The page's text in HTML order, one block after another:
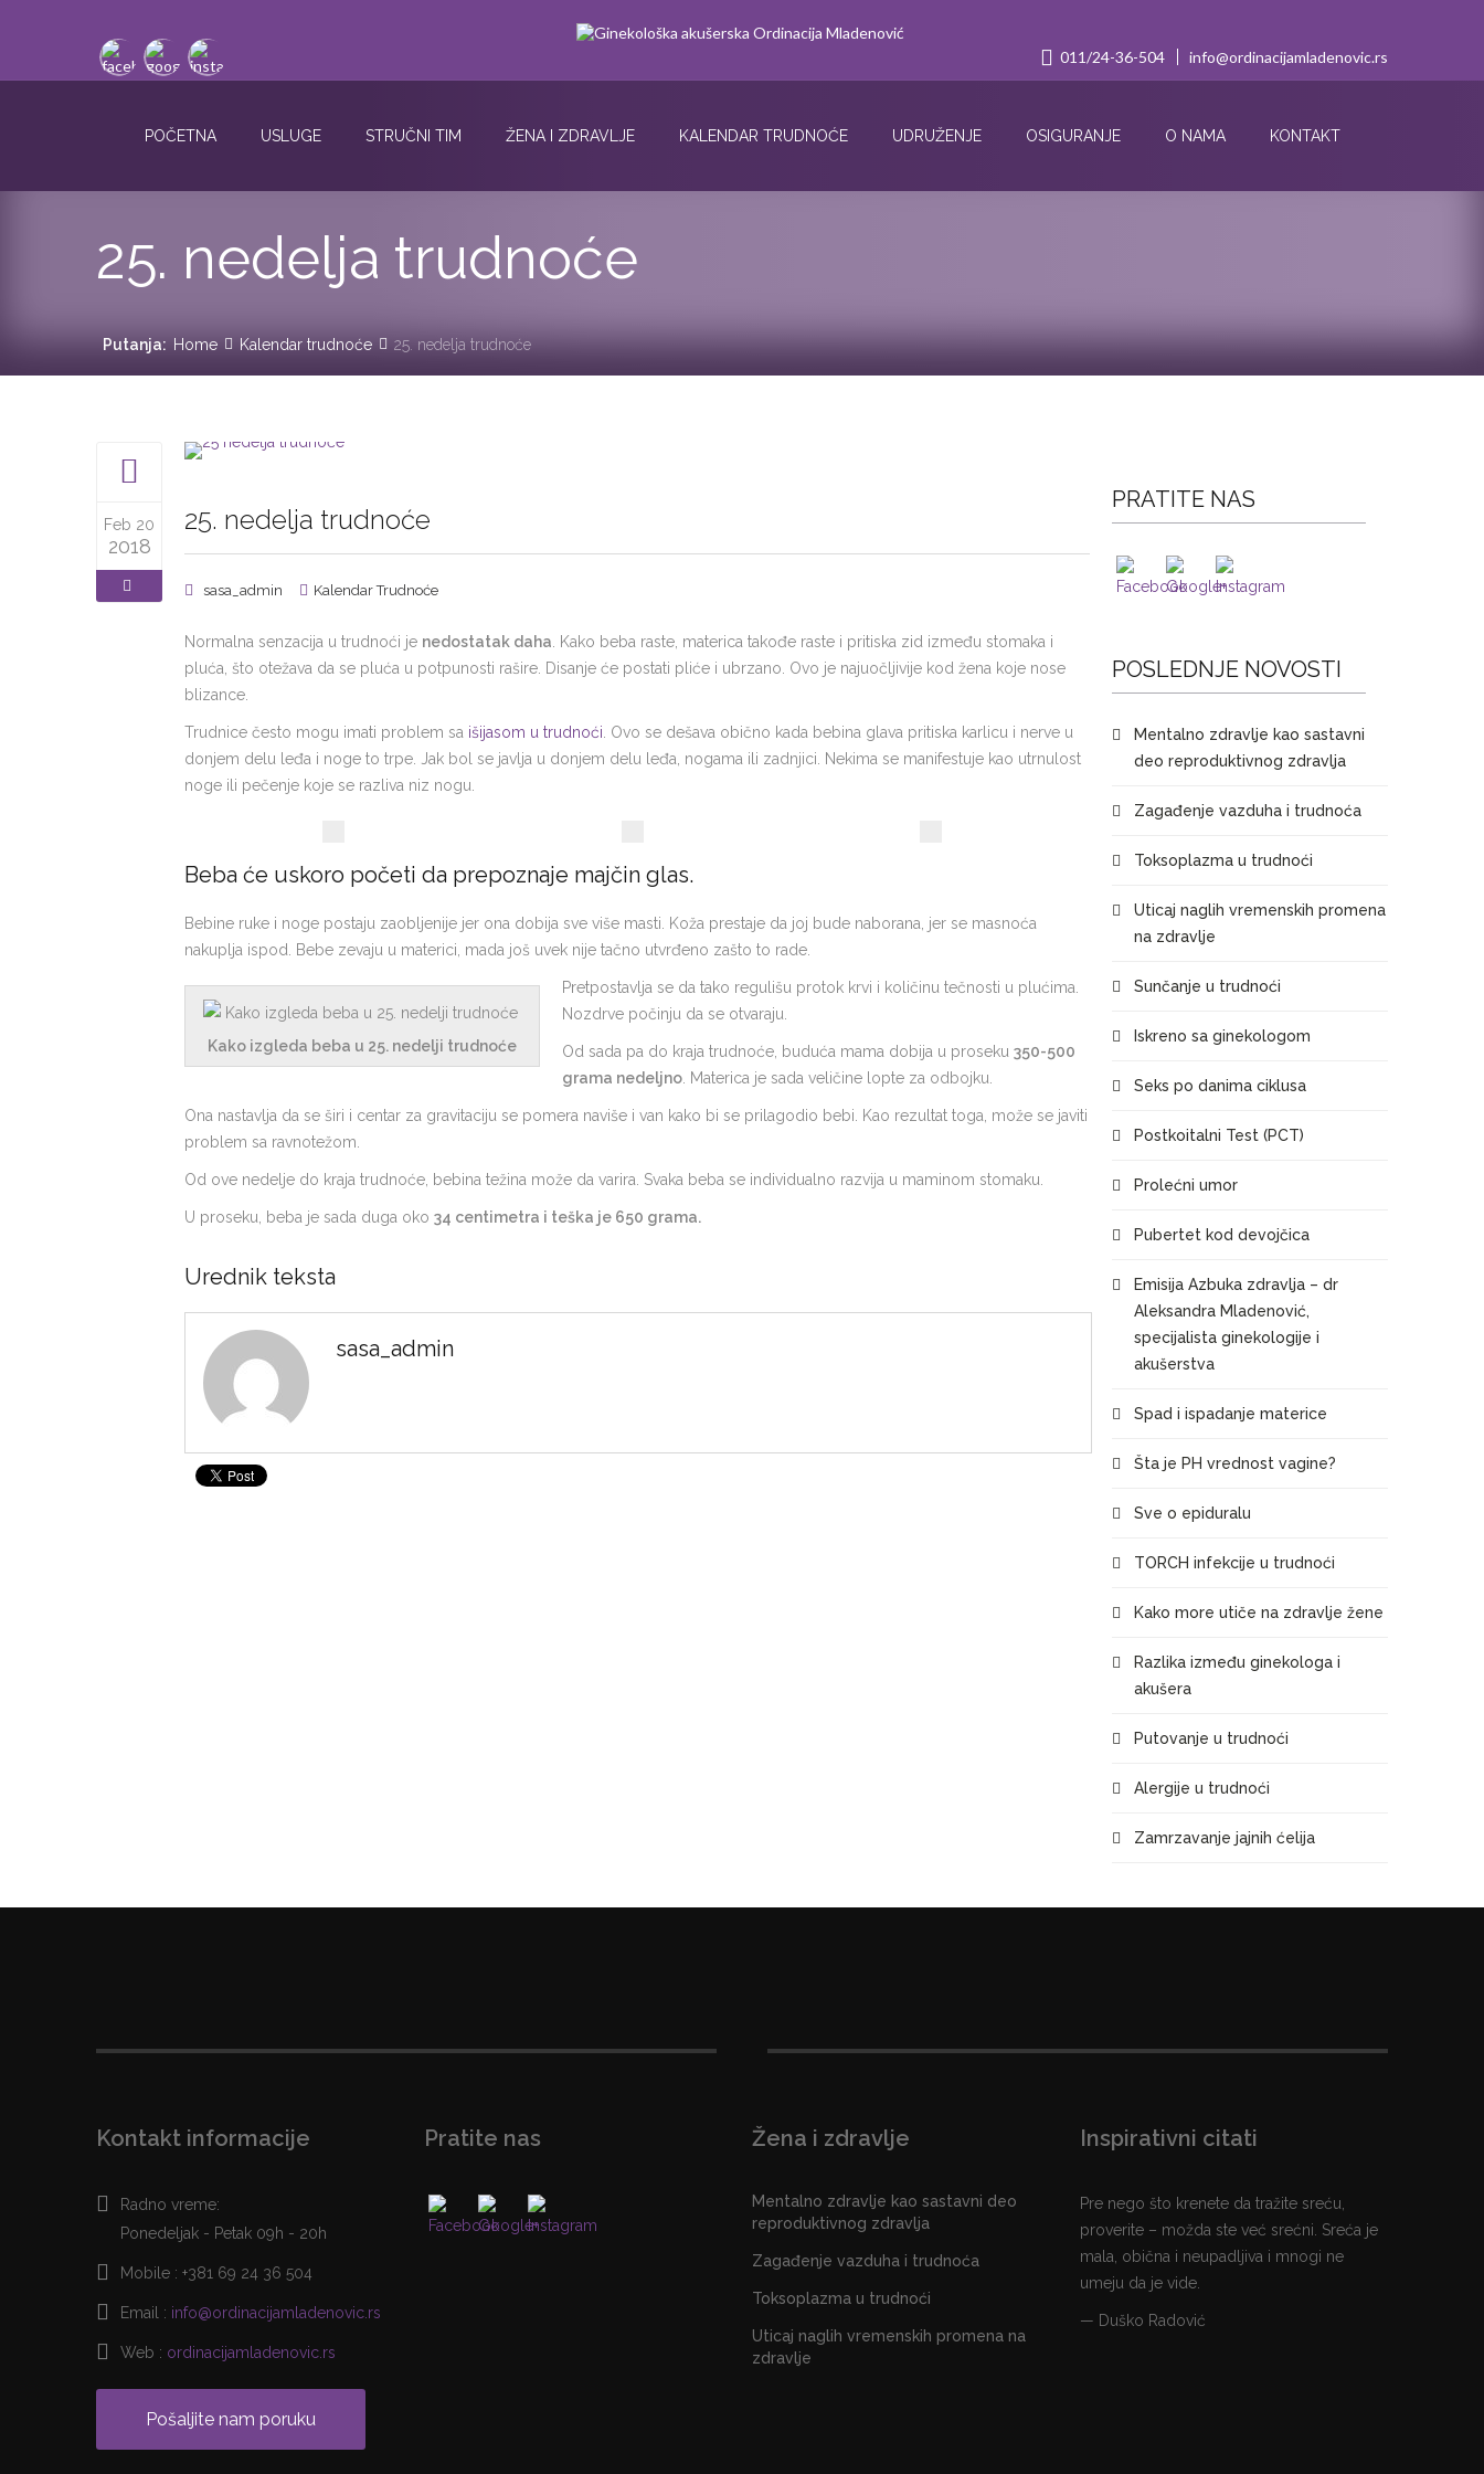
011/24-36-504 info@ordinacijamladenovic.rs
POČETNA USLUGE STRUČNI TIM ŽENA I ZDRAVLJE KALENDAR TRUDNOĆE UDRUŽENJE OSIGURANJE O NAMA KONTAKT
25. nedelja trudnoće
Putanja: Home Kalendar trudnoće 25. nedelja trudnoće
Feb 20
2018
25. nedelja trudnoće
sasa_admin Kalendar Trudnoće
Normalna senzacija u trudnoći je nedostatak daha . Kako beba raste, materica takođe raste i pritiska zid između stomaka i
pluća, što otežava da se pluća u potpunosti rašire. Disanje će postati pliće i ubrzano. Ovo je najuočljivije kod žena koje nose
blizance.
Trudnice često mogu imati problem sa išijasom u trudnoći . Ovo se dešava obično kada bebina glava pritiska karlicu i nerve u
donjem delu leđa i noge to trpe. Jak bol se javlja u donjem delu leđa, nogama ili zadnjici. Nekima se manifestuje kao utrnulost
noge ili pečenje koje se razliva niz nogu.
Beba će uskoro početi da prepoznaje majčin glas.
Bebine ruke i noge postaju zaobljenije jer ona dobija sve više masti. Koža prestaje da joj bude naborana, jer se masnoća
nakuplja ispod. Bebe zevaju u materici, mada još uvek nije tačno utvrđeno zašto to rade.
Kako izgleda beba u 25. nedelji trudnoće
Pretpostavlja se da tako regulišu protok krvi i količinu tečnosti u plućima.
Nozdrve počinju da se otvaraju.
Od sada pa do kraja trudnoće, buduća mama dobija u proseku 350-500
grama nedeljno . Materica je sada veličine lopte za odbojku.
Ona nastavlja da se širi i centar za gravitaciju se pomera naviše i van kako bi se prilagodio bebi. Kao rezultat toga, može se javiti
problem sa ravnotežom.
Od ove nedelje do kraja trudnoće, bebina težina može da varira. Svaka beba se individualno razvija u maminom stomaku.
U proseku, beba je sada duga oko 34 centimetra i teška je 650 grama.
Urednik teksta
sasa_admin
PRATITE NAS
POSLEDNJE NOVOSTI
Mentalno zdravlje kao sastavni
deo reproduktivnog zdravlja
Zagađenje vazduha i trudnoća
Toksoplazma u trudnoći
Uticaj naglih vremenskih promena
na zdravlje
Sunčanje u trudnoći
Iskreno sa ginekologom
Seks po danima ciklusa
Postkoitalni Test (PCT)
Prolećni umor
Pubertet kod devojčica
Emisija Azbuka zdravlja – dr
Aleksandra Mladenović,
specijalista ginekologije i
akušerstva
Spad i ispadanje materice
Šta je PH vrednost vagine?
Sve o epiduralu
TORCH infekcije u trudnoći
Kako more utiče na zdravlje žene
Razlika između ginekologa i
akušera
Putovanje u trudnoći
Alergije u trudnoći
Zamrzavanje jajnih ćelija
Kontakt informacije
Radno vreme:
Ponedeljak - Petak 09h - 20h
Mobile : +381 69 24 36 504
Email : info@ordinacijamladenovic.rs
Web : ordinacijamladenovic.rs
Pošaljite nam poruku
Pratite nas Žena i zdravlje
Mentalno zdravlje kao sastavni deo
reproduktivnog zdravlja
Zagađenje vazduha i trudnoća
Toksoplazma u trudnoći
Uticaj naglih vremenskih promena na
zdravlje
Inspirativni citati
Pre nego što krenete da tražite sreću,
proverite – možda ste već srećni. Sreća je
mala, obična i neupadljiva i mnogi ne
umeju da je vide.
— Duško Radović